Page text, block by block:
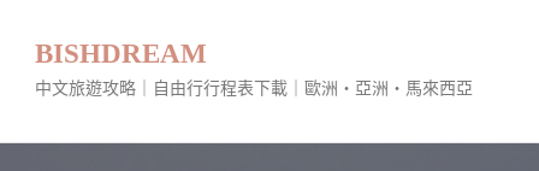
BISHDREAM
中文旅遊攻略｜自由行行程表下載｜歐洲・亞洲・馬來西亞